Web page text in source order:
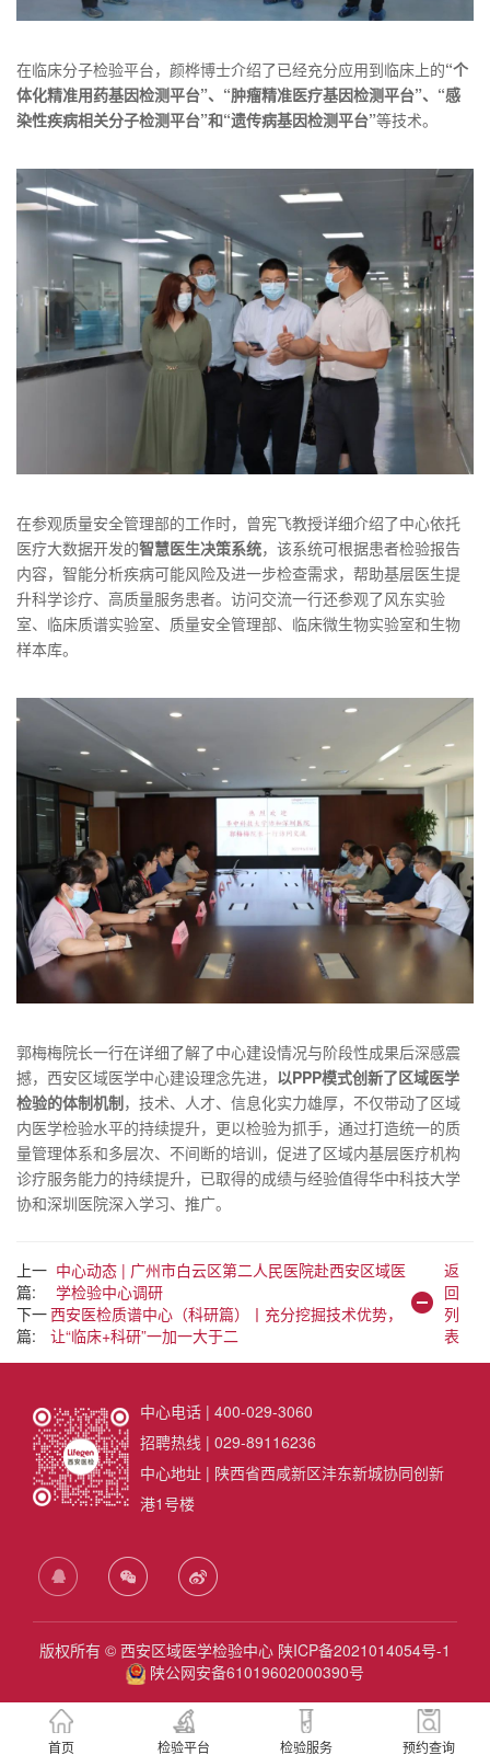
在临床分子检验平台，颜桦博士介绍了已经充分应用到临床上的“个
体化精准用药基因检测平台”、“肿瘤精准医疗基因检测平台”、“感
染性疾病相关分子检测平台”和“遗传病基因检测平台”等技术。
在参观质量安全管理部的工作时，曾宪飞教授详细介绍了中心依托
医疗大数据开发的智慧医生决策系统，该系统可根据患者检验报告
内容，智能分析疾病可能风险及进一步检查需求，帮助基层医生提
升科学诊疗、高质量服务患者。 访问交流一行还参观了风东实验
室、临床质谱实验室、质量安全管理部、临床微生物实验室和生物
样本库。
郭梅梅院长一行在详细了解了中心建设情况与阶段性成果后深感震
撼，西安区域医学中心建设理念先进， 以PPP模式创新了区域医学
检验的体制机制，技术、人才、信息化实力雄厚，不仅带动了区域
内医学检验水平的持续提升，更以检验为抓手，通过打造统一的质
量管理体系和多层次、不间断的培训，促进了区域内基层医疗机构
诊疗服务能力的持续提升，已取得的成绩与经验值得华中科技大学
协和深圳医院深入学习、推广。
上一
篇:
中心动态 | 广州市白云区第二人民医院赴西安区域医
学检验中心调研
下一
篇:
西安医检质谱中心（科研篇）丨充分挖掘技术优势，
让“临床+科研”一加一大于二
返
回
列
表
首页 检验平台 检验服务 预约查询
中心电话 | 400-029-3060
招聘热线 | 029-89116236
中心地址 | 陕西省西咸新区沣东新城协同创新
港1号楼
版权所有 © 西安区域医学检验中心 陕ICP备2021014054号-1
陕公网安备61019602000390号